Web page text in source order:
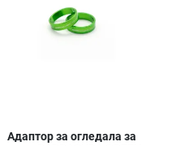
Адаптор за огледала за